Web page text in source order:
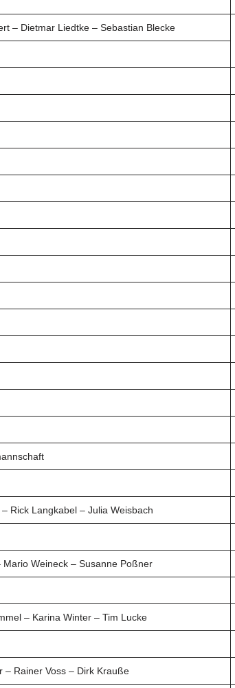
– Dietmar Liedtke – Sebastian Blecke
Rick Langkabel – Julia Weisbach
Mario Weineck – Susanne Poßner
– Karina Winter – Tim Lucke
– Rainer Voss – Dirk Krauße